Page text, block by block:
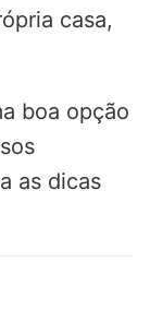
casa,
boa opção
as dicas